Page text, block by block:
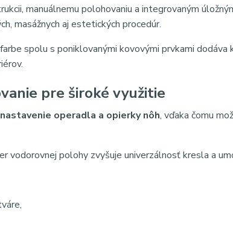
manuálnemu polohovaniu a integrovaným
masážnych aj estetických procedúr.
spolu s poniklovanými kovovými prvkami
pre široké využitie
operadla a opierky nôh, vďaka čomu
vodorovnej polohy zvyšuje univerzálnosť kresla a